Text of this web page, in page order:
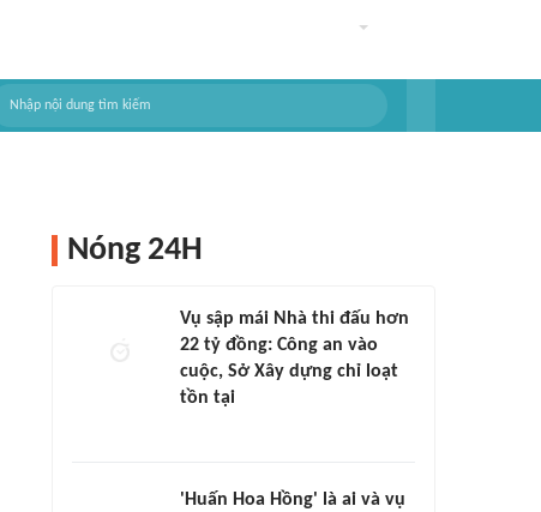
Nóng 24H
Vụ sập mái Nhà thi đấu hơn
22 tỷ đồng: Công an vào
cuộc, Sở Xây dựng chỉ loạt
tồn tại
'Huấn Hoa Hồng' là ai và vụ